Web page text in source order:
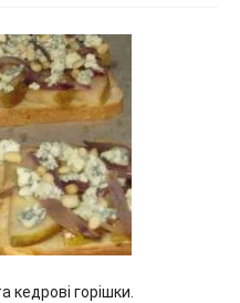
горішки.